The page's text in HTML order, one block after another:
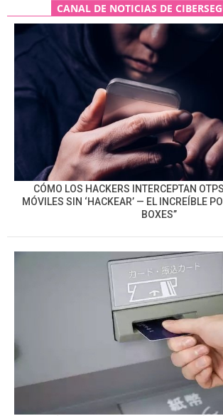
CANAL DE NOTICIAS DE
CÓMO LOS HACKERS INTERCEPTAN
MÓVILES SIN ‘HACKEAR’ — EL INCREÍBLE
BOXES”